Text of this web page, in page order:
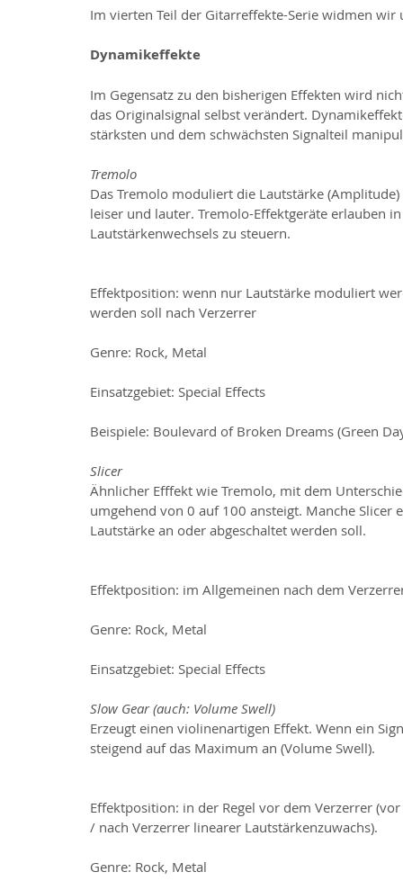
Im vierten Teil der Gitarreffekte-Serie widmen wir
Dynamikeffekte
Im Gegensatz zu den bisherigen Effekten wird
das Originalsignal selbst verändert.
stärksten und dem schwächsten Signalteil
Tremolo
Das Tremolo moduliert die Lautstärke
leiser und lauter. Tremolo-Effektgeräte erlauben
Lautstärkenwechsels zu steuern.
Effektposition: wenn nur Lautstärke moduliert
werden soll nach Verzerrer
Genre: Rock, Metal
Einsatzgebiet: Special Effects
Beispiele: Boulevard of Broken Dreams (Green
Slicer
Ähnlicher Efffekt wie Tremolo, mit dem
umgehend von 0 auf 100 ansteigt. Manche
Lautstärke an oder abgeschaltet werden soll.
Effektposition: im Allgemeinen nach dem
Genre: Rock, Metal
Einsatzgebiet: Special Effects
Slow Gear (auch: Volume Swell)
Erzeugt einen violinenartigen Effekt. Wenn ein
steigend auf das Maximum an (Volume Swell).
Effektposition: in der Regel vor dem Verzerrer
/ nach Verzerrer linearer Lautstärkenzuwachs).
Genre: Rock, Metal